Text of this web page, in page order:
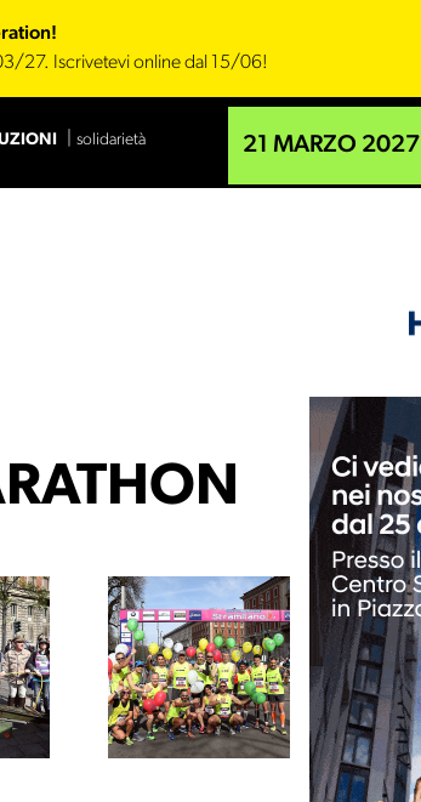
27. Iscrivetevi online dal 15/06!
solidarietà 21 MARZO 2027